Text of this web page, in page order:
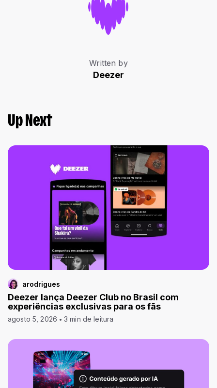
Written by
Deezer
Up Next
arodrigues
Deezer lança Deezer Club no Brasil com
experiências exclusivas para os fãs
agosto 5, 2026 3 min de leitura